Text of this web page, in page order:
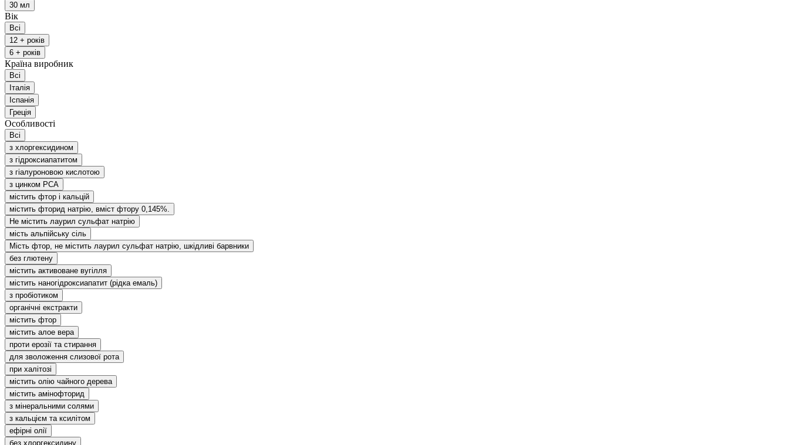
30 мл
Вік
Всі
12 + років
6 + років
Країна виробник
Всі
Італія
Іспанія
Греція
Особливості
Всі
з хлоргексидином
з гідроксиапатитом
з гіалуроновою кислотою
з цинком РСА
містить фтор і кальцій
містить фторид натрію, вміст фтору 0,145%.
Не містить лаурил сульфат натрію
мість альпійську сіль
Мість фтор, не містить лаурил сульфат натрію, шкідливі барвники
без глютену
містить активоване вугілля
містить наногідроксиапатит (рідка емаль)
з пробіотиком
органічні екстракти
містить фтор
містить алое вера
проти ерозії та стирання
для зволоження слизової рота
при халітозі
містить олію чайного дерева
містить амінофторид
з мінеральними солями
з кальцієм та ксилітом
ефірні олії
без хлоргексидину